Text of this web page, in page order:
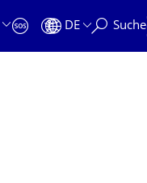
DE Suche